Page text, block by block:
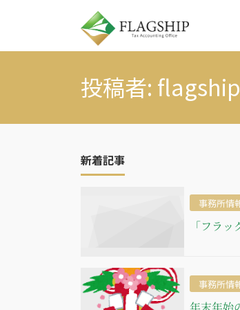
投稿者: flagship
新着記事
事務所情
「フラ
事務所情
年末年始